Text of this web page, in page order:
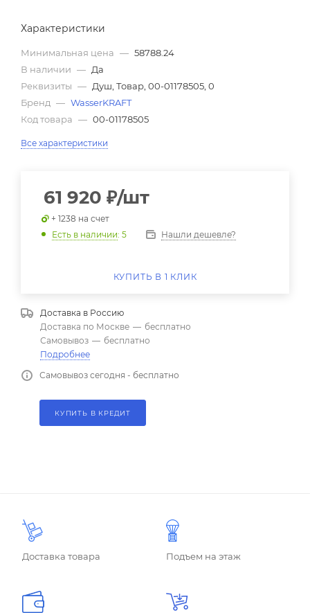
Характеристики
Минимальная цена — 58788.24
В наличии — Да
Реквизиты — Душ, Товар, 00-01178505, 0
Бренд — WasserKRAFT
Код товара — 00-01178505
Все характеристики
61 920 ₽/шт
+ 1238 на счет
Есть в наличии: 5 Нашли дешевле?
КУПИТЬ В 1 КЛИК
Доставка в Россию
Доставка по Москве — бесплатно
Самовывоз — бесплатно
Подробнее
Самовывоз сегодня - бесплатно
КУПИТЬ В КРЕДИТ
Доставка товара Подъем на этаж